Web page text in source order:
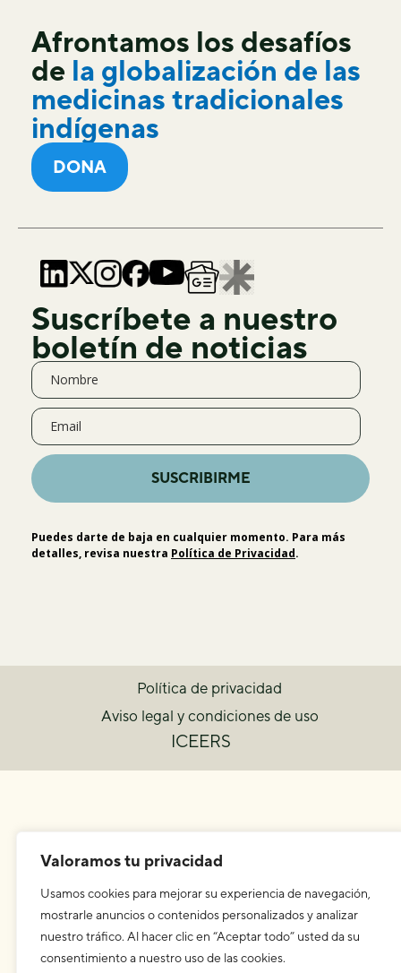
Valoramos tu privacidad
Usamos cookies para mejorar su experiencia de navegación,
mostrarle anuncios o contenidos personalizados y analizar
nuestro tráfico. Al hacer clic en “Aceptar todo” usted da su
consentimiento a nuestro uso de las cookies.
Afrontamos los desafíos
de la globalización de las
medicinas tradicionales
indígenas
DONA
Suscríbete a nuestro
boletín de noticias
SUSCRIBIRME
Puedes darte de baja en cualquier momento. Para más
detalles, revisa nuestra Política de Privacidad.
ICEERS
Política de privacidad
Aviso legal y condiciones de uso